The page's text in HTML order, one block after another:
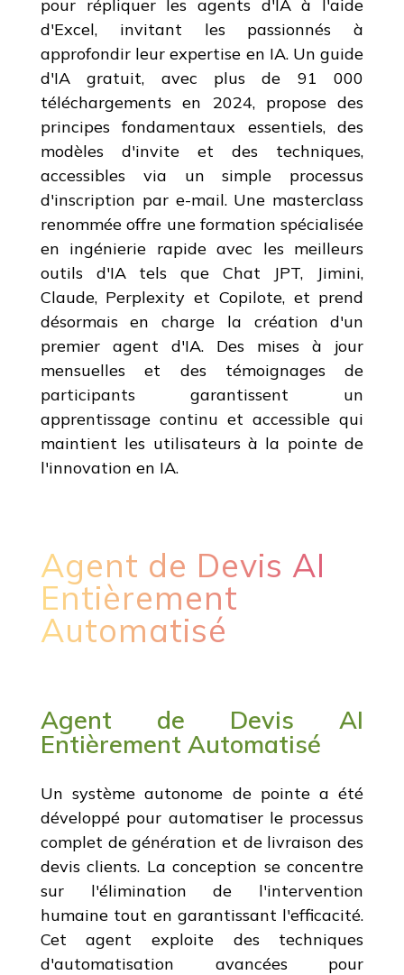
pour répliquer les agents d'IA à l'aide
d'Excel, invitant les passionnés à
approfondir leur expertise en IA. Un guide
d'IA gratuit, avec plus de 91 000
téléchargements en 2024, propose des
principes fondamentaux essentiels, des
modèles d'invite et des techniques,
accessibles via un simple processus
d'inscription par e-mail. Une masterclass
renommée offre une formation spécialisée
en ingénierie rapide avec les meilleurs
outils d'IA tels que Chat JPT, Jimini,
Claude, Perplexity et Copilote, et prend
désormais en charge la création d'un
premier agent d'IA. Des mises à jour
mensuelles et des témoignages de
participants garantissent un
apprentissage continu et accessible qui
maintient les utilisateurs à la pointe de
l'innovation en IA.
Agent de Devis AI
Entièrement
Automatisé
Agent de Devis AI
Entièrement Automatisé
Un système autonome de pointe a été
développé pour automatiser le processus
complet de génération et de livraison des
devis clients. La conception se concentre
sur l'élimination de l'intervention
humaine tout en garantissant l'efficacité.
Cet agent exploite des techniques
d'automatisation avancées pour